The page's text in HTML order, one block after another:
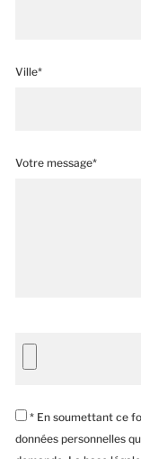
Ville*
Votre message*
* En soumettant ce
données personnelles